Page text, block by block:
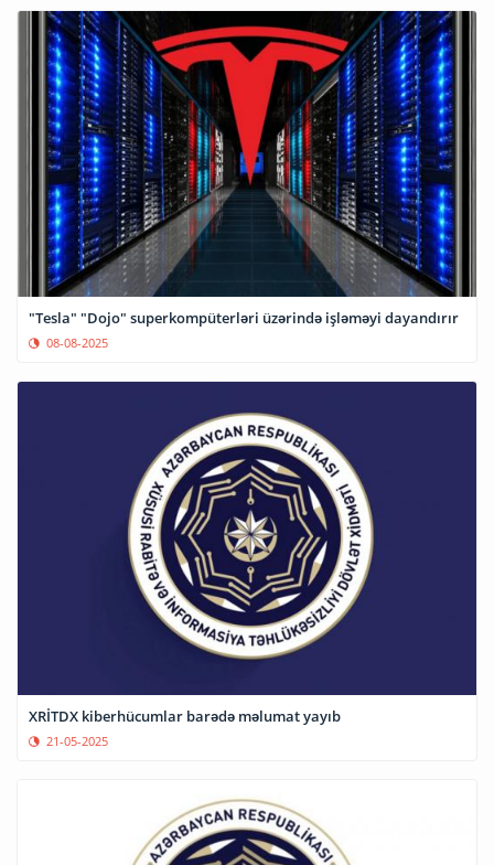
"Tesla" "Dojo" superkompüterləri üzərində işləməyi dayandırır
08-08-2025
XRİTDX kiberhücumlar barədə məlumat yayıb
21-05-2025